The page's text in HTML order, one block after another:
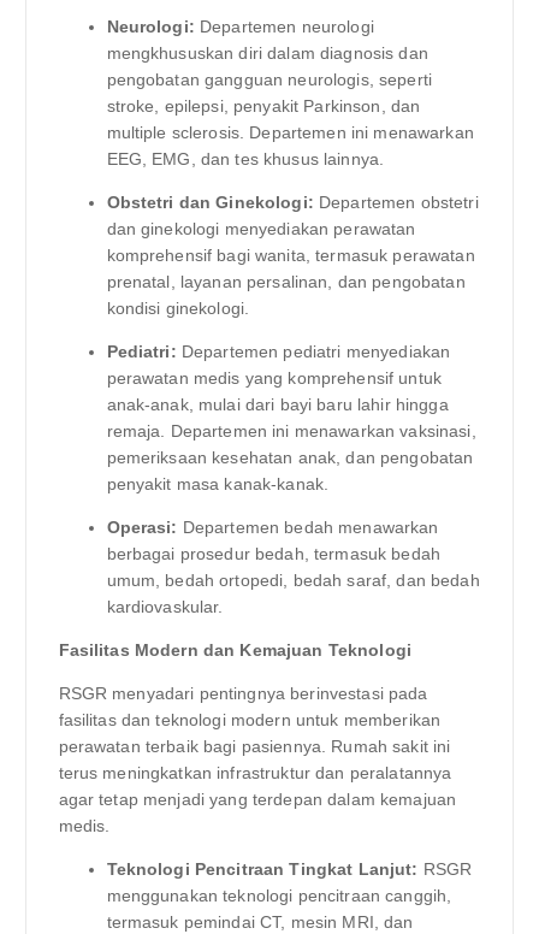
Neurologi: Departemen neurologi
mengkhususkan diri dalam diagnosis dan
pengobatan gangguan neurologis, seperti
stroke, epilepsi, penyakit Parkinson, dan
multiple sclerosis. Departemen ini menawarkan
EEG, EMG, dan tes khusus lainnya.
Obstetri dan Ginekologi: Departemen obstetri
dan ginekologi menyediakan perawatan
komprehensif bagi wanita, termasuk perawatan
prenatal, layanan persalinan, dan pengobatan
kondisi ginekologi.
Pediatri: Departemen pediatri menyediakan
perawatan medis yang komprehensif untuk
anak-anak, mulai dari bayi baru lahir hingga
remaja. Departemen ini menawarkan vaksinasi,
pemeriksaan kesehatan anak, dan pengobatan
penyakit masa kanak-kanak.
Operasi: Departemen bedah menawarkan
berbagai prosedur bedah, termasuk bedah
umum, bedah ortopedi, bedah saraf, dan bedah
kardiovaskular.
Fasilitas Modern dan Kemajuan Teknologi
RSGR menyadari pentingnya berinvestasi pada
fasilitas dan teknologi modern untuk memberikan
perawatan terbaik bagi pasiennya. Rumah sakit ini
terus meningkatkan infrastruktur dan peralatannya
agar tetap menjadi yang terdepan dalam kemajuan
medis.
Teknologi Pencitraan Tingkat Lanjut: RSGR
menggunakan teknologi pencitraan canggih,
termasuk pemindai CT, mesin MRI, dan